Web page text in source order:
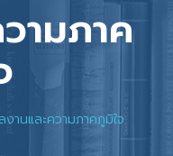
ามภาค
งานและความภาคภูมิใจ